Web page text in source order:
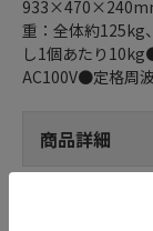
重：全体約125kg
し1個あたり
AC100V●定格周
商品詳細